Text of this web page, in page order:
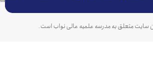
به مدرسه علمیه عالی نواب است.